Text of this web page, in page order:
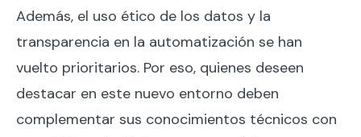
Además, el uso ético de los datos y la
transparencia en la automatización se han
vuelto prioritarios. Por eso, quienes deseen
destacar en este nuevo entorno deben
complementar sus conocimientos técnicos con